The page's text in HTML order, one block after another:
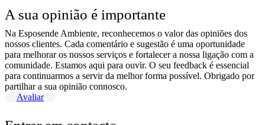
A sua opinião é importante
Na Esposende Ambiente, reconhecemos o valor das opiniões dos
nossos clientes. Cada comentário e sugestão é uma oportunidade
para melhorar os nossos serviços e fortalecer a nossa ligação com a
comunidade. Estamos aqui para ouvir. O seu feedback é essencial
para continuarmos a servir da melhor forma possível. Obrigado por
partilhar a sua opinião connosco.
Avaliar